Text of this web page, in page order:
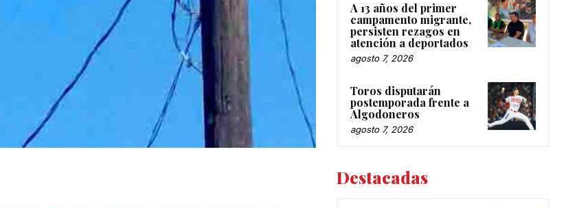
A 13 años del primer
campamento migrante,
persisten rezagos en
atención a deportados
agosto 7, 2026
Toros disputarán
postemporada frente a
Algodoneros
agosto 7, 2026
Destacadas